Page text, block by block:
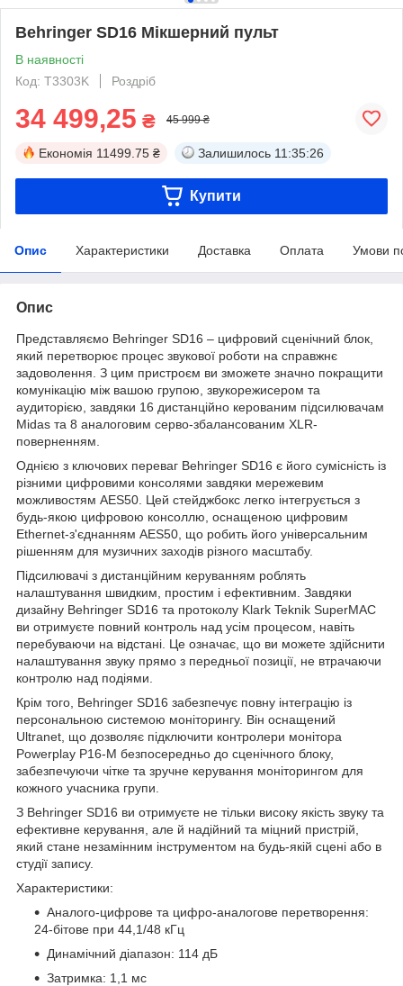
Behringer SD16 Мікшерний пульт
В наявності
Код: T3303K
Роздріб
34 499,25 ₴ 45 999 ₴
Економія 11499.75 ₴ Залишилось 11:35:25
Купити
Опис Характеристики Доставка Оплата Умови
Опис
Представляємо Behringer SD16 – цифровий сценічний блок,
який перетворює процес звукової роботи на справжнє
задоволення. З цим пристроєм ви зможете значно покращити
комунікацію між вашою групою, звукорежисером та
аудиторією, завдяки 16 дистанційно керованим підсилювачам
Midas та 8 аналоговим серво-збалансованим XLR-
поверненням.
Однією з ключових переваг Behringer SD16 є його сумісність із
різними цифровими консолями завдяки мережевим
можливостям AES50. Цей стейджбокс легко інтегрується з
будь-якою цифровою консоллю, оснащеною цифровим
Ethernet-з'єднанням AES50, що робить його універсальним
рішенням для музичних заходів різного масштабу.
Підсилювачі з дистанційним керуванням роблять
налаштування швидким, простим і ефективним. Завдяки
дизайну Behringer SD16 та протоколу Klark Teknik SuperMAC
ви отримуєте повний контроль над усім процесом, навіть
перебуваючи на відстані. Це означає, що ви можете здійснити
налаштування звуку прямо з передньої позиції, не втрачаючи
контролю над подіями.
Крім того, Behringer SD16 забезпечує повну інтеграцію із
персональною системою моніторингу. Він оснащений
Ultranet, що дозволяє підключити контролери монітора
Powerplay P16-M безпосередньо до сценічного блоку,
забезпечуючи чітке та зручне керування моніторингом для
кожного учасника групи.
З Behringer SD16 ви отримуєте не тільки високу якість звуку та
ефективне керування, але й надійний та міцний пристрій,
який стане незамінним інструментом на будь-якій сцені або в
студії запису.
Характеристики:
Аналого-цифрове та цифро-аналогове перетворення:
24-бітове при 44,1/48 кГц
Динамічний діапазон: 114 дБ
Затримка: 1,1 мс